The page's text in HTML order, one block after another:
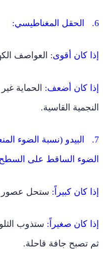
6. الحقل المغناطيسي:
إذا كان أقوى: العواصف
إذا كان أضعف:الحماية
النجمية القاسية.
7. البيدو (نسبة الضوء
الضوء الساقط على
إذا كان كبيراً:ستحل عصور
إذا كان صغيراً: ستذوب
ثم تصبح جافة قاحلة.